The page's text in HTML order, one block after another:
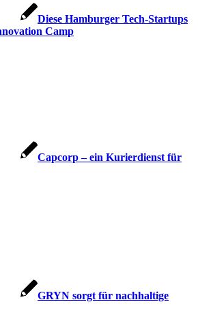
Diese Hamburger Tech-Startups
Camp
Capcorp – ein Kurierdienst für
GRYN sorgt für nachhaltige